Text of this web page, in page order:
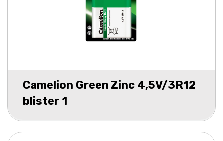
Camelion Green Zinc 4,5V/3R12
blister 1